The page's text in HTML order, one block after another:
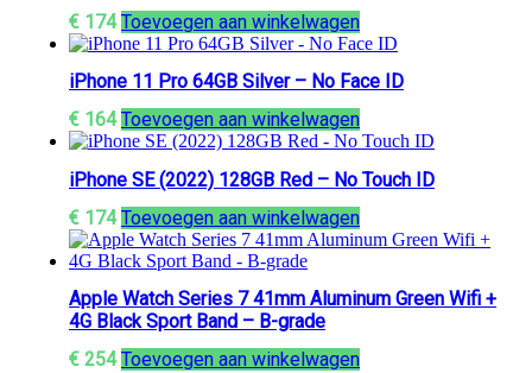
€ 174 Toevoegen aan winkelwagen
iPhone 11 Pro 64GB Silver – No Face ID
€ 164 Toevoegen aan winkelwagen
iPhone SE (2022) 128GB Red – No Touch ID
€ 174 Toevoegen aan winkelwagen
Apple Watch Series 7 41mm Aluminum Green Wifi +
4G Black Sport Band – B-grade
€ 254 Toevoegen aan winkelwagen